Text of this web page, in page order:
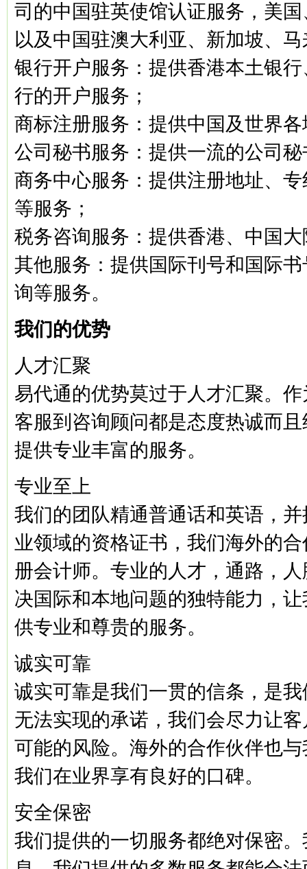
司的中国驻英使馆认证服务，美
以及中国驻澳大利亚、新加坡、
银行开户服务：提供香港本土银行
行的开户服务；
商标注册服务：提供中国及世界
公司秘书服务：提供一流的公司
商务中心服务：提供注册地址、
等服务；
税务咨询服务：提供香港、中国
其他服务：提供国际刊号和国际
询等服务。
我们的优势
人才汇聚
易代通的优势莫过于人才汇聚。
客服到咨询顾问都是态度热诚而
提供专业丰富的服务。
专业至上
我们的团队精通普通话和英语，
业领域的资格证书，我们海外的
册会计师。专业的人才，通路，
决国际和本地问题的独特能力，
供专业和尊贵的服务。
诚实可靠
诚实可靠是我们一贯的信条，是
无法实现的承诺，我们会尽力让
可能的风险。海外的合作伙伴也
我们在业界享有良好的口碑。
安全保密
我们提供的一切服务都绝对保密